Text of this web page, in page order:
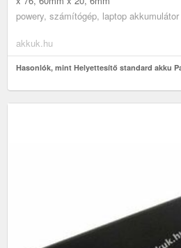
powery, számítógép, laptop akkumulátor
akkuk.hu
Hasonlók, mint Helyettesítő standard akku